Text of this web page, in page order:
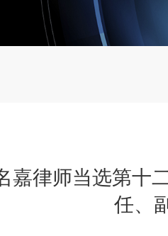
嘉律师当选第十
任、